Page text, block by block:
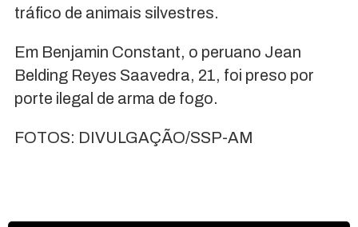
tráfico de animais silvestres.
Em Benjamin Constant, o peruano Jean
Belding Reyes Saavedra, 21, foi preso por
porte ilegal de arma de fogo.
FOTOS: DIVULGAÇÃO/SSP-AM